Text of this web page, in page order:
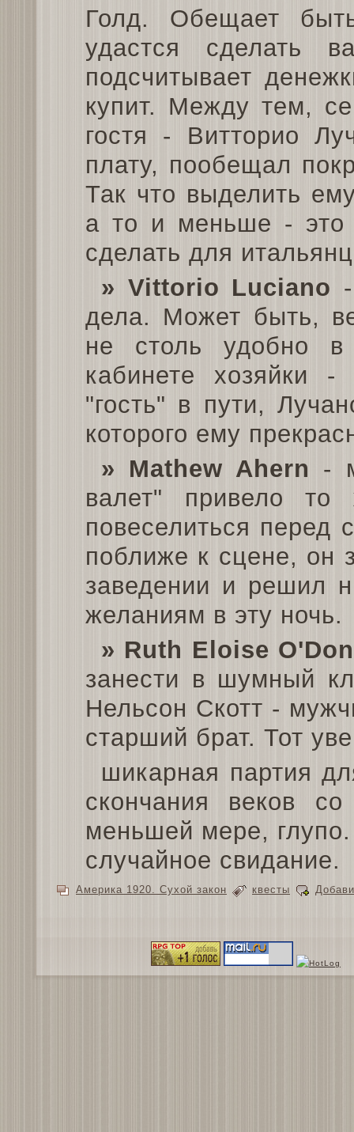
Голд. Обещает
удастся сделать
подсчитывает
купит. Между тем,
гостя - Витторио
плату, пообещал
Так что выделить
а то и меньше - это
сделать для
» Vittorio Luciano
дела. Может быть,
не столь удобно
кабинете хозяйки
"гость" в пути,
которого ему
» Mathew Ahern -
валет" привело
повеселиться перед
поближе к сцене, он
заведении и решил
желаниям в эту ночь.
» Ruth Eloise
занести в шумный
Нельсон Скотт -
старший брат. Тот
шикарная партия
скончания веков
меньшей мере, глупо.
случайное свидание.
Америка 1920. Сухой закон квесты